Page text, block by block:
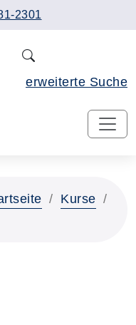
2301
erweiterte Suche
Kurse